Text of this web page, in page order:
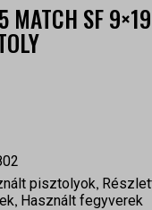
MATCH SF 9×19
pisztolyok,
, Használt fegyverek